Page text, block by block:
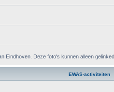
Eindhoven. Deze foto's kunnen alleen
EWAS-activiteiten